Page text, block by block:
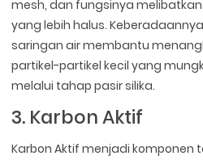
mesh, dan fungsinya
yang lebih halus.
saringan air membantu
partikel-partikel kecil yang
melalui tahap pasir silika.
3. Karbon Aktif
Karbon Aktif menjadi komponen